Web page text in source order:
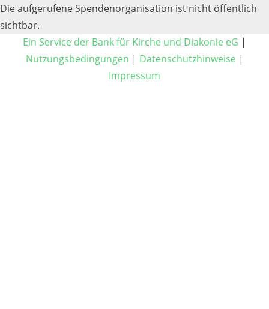
Die aufgerufene Spendenorganisation ist nicht öffentlich
sichtbar.
Ein Service der Bank für Kirche und Diakonie eG |
Nutzungsbedingungen | Datenschutzhinweise |
Impressum